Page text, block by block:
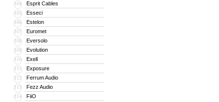
104 Esprit Cables
105 Esseci
106 Estelon
107 Euromet
108 Eversolo
109 Evolution
110 Exell
111 Exposure
112 Ferrum Audio
113 Fezz Audio
114 FiiO